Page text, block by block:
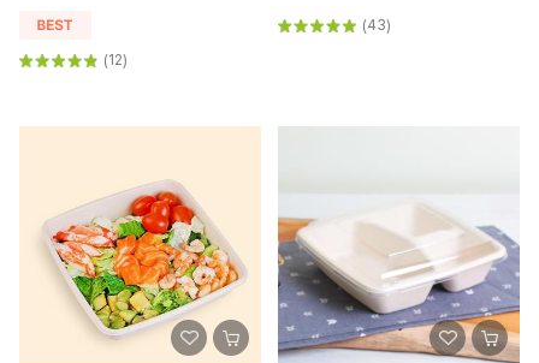
(12)
(43)